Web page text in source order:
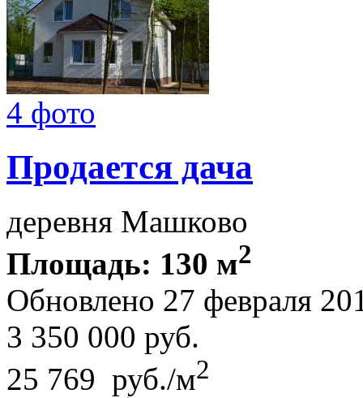
4 фото
Продается дача
деревня Машково
Площадь: 130 м2
Обновлено 27 февраля
3 350 000 руб.
25 769 руб./м2